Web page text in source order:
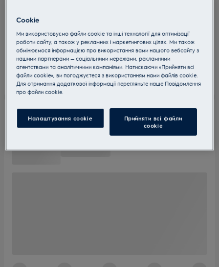
Cookie
Ми використовуємо файли cookie та інші технології для оптимізації
роботи сайту, а також у рекламних і маркетингових цілях. Ми також
обмінюємося інформацією про використання вами нашого вебсайту з
нашими партнерами — соціальними мережами, рекламними
агентствами та аналітичними компаніями. Натискаючи «Прийняти всі
файли cookie», ви погоджуєтеся з використанням нами файлів cookie.
Для отримання додаткової інформації перегляньте наше Пoвідомлення
прo файли cookie.
Налаштування cookie
Прийняти всі файли
сookie